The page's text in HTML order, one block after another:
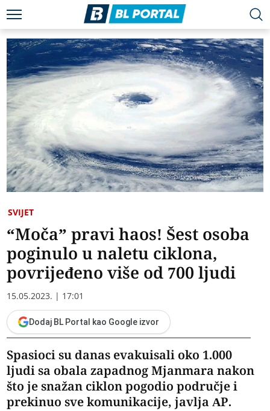
SVIJET
“Moča” pravi haos! Šest osoba
poginulo u naletu ciklona,
povrijeđeno više od 700 ljudi
15.05.2023. | 17:01
Dodaj BL Portal kao Google izvor
Spasioci su danas evakuisali oko 1.000
ljudi sa obala zapadnog Mjanmara nakon
što je snažan ciklon pogodio područje i
prekinuo sve komunikacije, javlja AP.